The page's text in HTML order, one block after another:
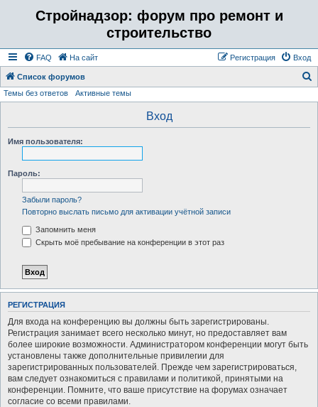
Стройнадзор: форум про ремонт и
строительство
FAQ На сайт Вход
Регистрация
Список форумов
Темы без ответов Активные темы
Вход
Имя пользователя:
Пароль:
Забыли пароль?
Повторно выслать письмо для активации учётной записи
Запомнить меня
Скрыть моё пребывание на конференции в этот раз
РЕГИСТРАЦИЯ
Для входа на конференцию вы должны быть зарегистрированы.
Регистрация занимает всего несколько минут, но предоставляет вам
более широкие возможности. Администратором конференции могут быть
установлены также дополнительные привилегии для
зарегистрированных пользователей. Прежде чем зарегистрироваться,
вам следует ознакомиться с правилами и политикой, принятыми на
конференции. Помните, что ваше присутствие на форумах означает
согласие со всеми правилами.